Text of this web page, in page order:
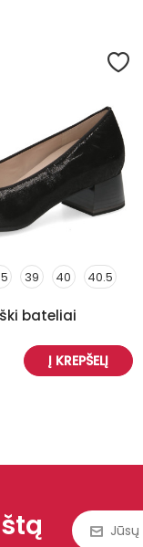
39 40
40.5
bateliai
Į KREPŠELĮ